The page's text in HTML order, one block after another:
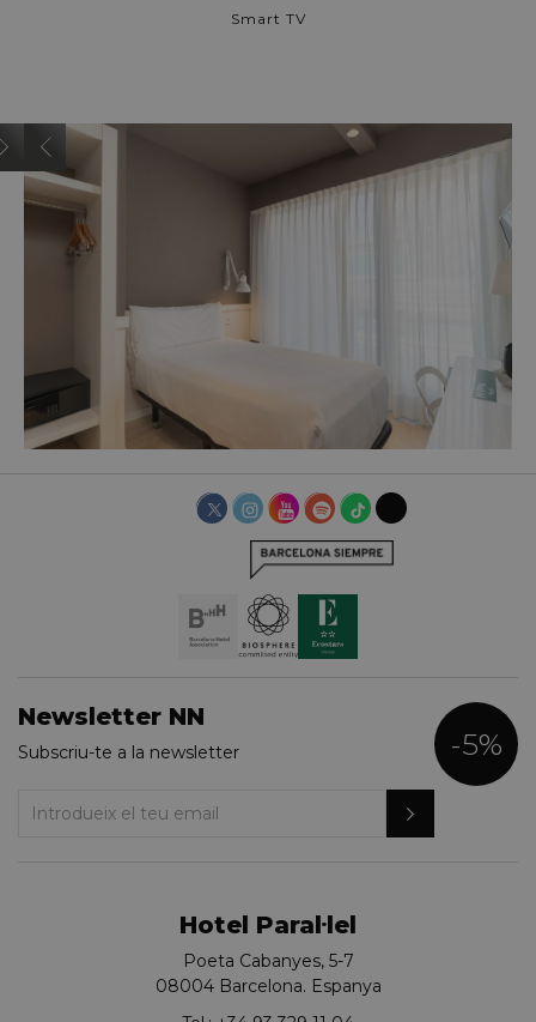
Smart TV
HABITACIÓ INDIVIDUAL
Hotel Paral·lel
Poeta Cabanyes, 5-7
08004 Barcelona. Espanya
Newsletter NN
Subscriu-te a la newsletter -5%